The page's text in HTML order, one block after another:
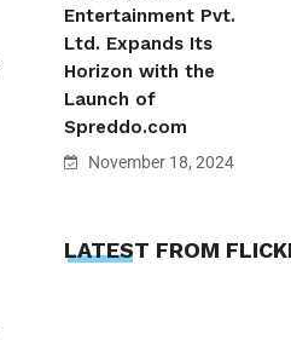
Entertainment Pvt.
Ltd. Expands Its
Horizon with the
Launch of
Spreddo.com
November 18, 2024
LATEST FROM